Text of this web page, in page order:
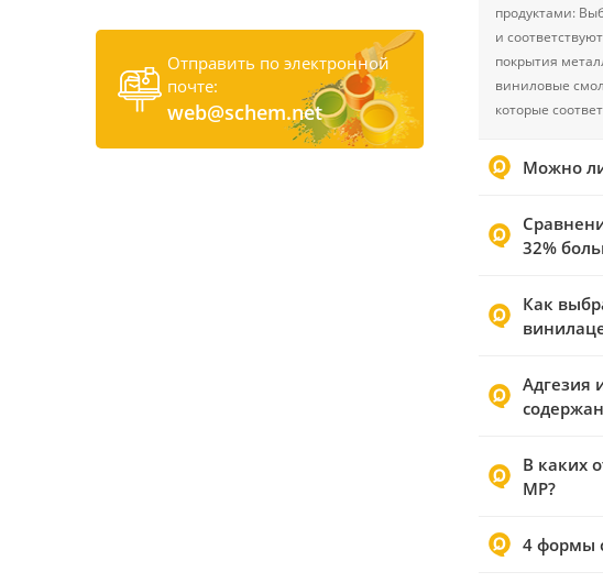
Отправить по электронной
почте:
web@schem.net
продуктами:
и
покрытия
виниловые
которые
Можно ли
32%
Как
Адгезия
В каких
MP?
4 формы